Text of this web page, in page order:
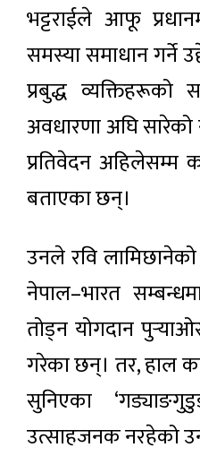
भट्टराईले आफू
समस्या समाधान गर्ने
प्रबुद्ध
अवधारणा अघि
प्रतिवेदन अहिलेसम्म
बताएका छन्।
उनले रवि
नेपाल–भारत
तोड्न योगदान
गरेका छन्। तर, हाल
सुनिएका
उत्साहजनक नरहेको